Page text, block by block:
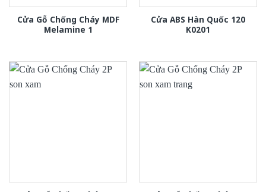
Cửa Gỗ Chống Cháy MDF
Melamine 1
Cửa ABS Hàn Quốc 120
K0201